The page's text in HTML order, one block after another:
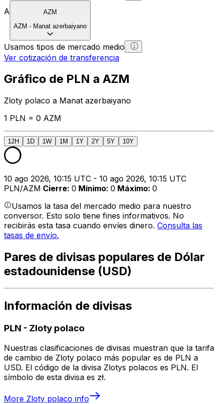
A
AZM
AZM - Manat azerbaiyano
Usamos tipos de mercado medio
Ver cotización de transferencia
Gráfico de PLN a AZM
Zloty polaco a Manat azerbaiyano
1 PLN = 0 AZM
12H 1D 1W 1M 1Y 2Y 5Y 10Y
10 ago 2026, 10:15 UTC - 10 ago 2026, 10:15 UTC
PLN/AZM Cierre: 0 Mínimo: 0 Máximo: 0
Usamos la tasa del mercado medio para nuestro
conversor. Esto solo tiene fines informativos. No
recibirás esta tasa cuando envíes dinero. Consulta las
tasas de envío.
Pares de divisas populares de Dólar
estadounidense (USD)
Información de divisas
PLN - Zloty polaco
Nuestras clasificaciones de divisas muestran que la tarifa
de cambio de Zloty polaco más popular es de PLN a
USD. El código de la divisa Zlotys polacos es PLN. El
símbolo de esta divisa es zł.
More Zloty polaco info